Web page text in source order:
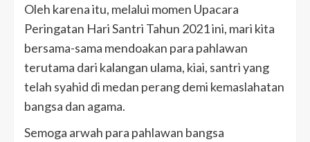
Oleh karena itu, melalui momen Upacara
Peringatan Hari Santri Tahun 2021 ini, mari kita
bersama-sama mendoakan para pahlawan
terutama dari kalangan ulama, kiai, santri yang
telah syahid di medan perang demi kemaslahatan
bangsa dan agama.
Semoga arwah para pahlawan bangsa